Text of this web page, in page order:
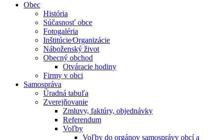
Obec
História
Súčasnosť obce
Fotogaléria
Inštitúcie⁄Organizácie
Náboženský život
Obecný obchod
Otváracie hodiny
Firmy v obci
Samospráva
Úradná tabuľa
Zverejňovanie
Zmluvy, faktúry, objednávky
Referendum
Voľby
Voľby do orgánov samosprávy obcí a